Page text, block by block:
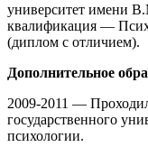
университет имени
квалификация —
(диплом с отличием).
Дополнительное
2009-2011 —
государственного
психологии.